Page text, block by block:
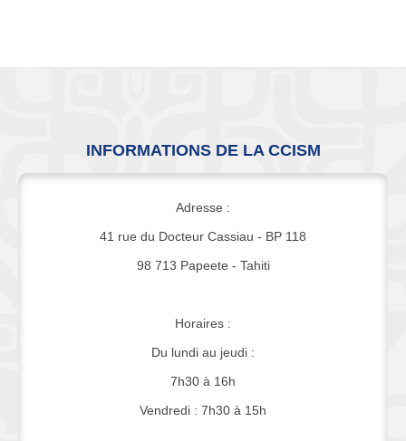
INFORMATIONS DE LA CCISM
Adresse :
41 rue du Docteur Cassiau - BP 118
98 713 Papeete - Tahiti
Horaires :
Du lundi au jeudi :
7h30 à 16h
Vendredi : 7h30 à 15h